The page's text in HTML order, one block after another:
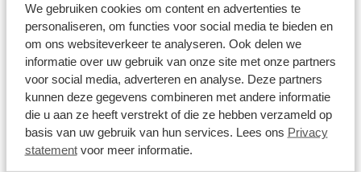
We gebruiken cookies om content en advertenties te
personaliseren, om functies voor social media te bieden en
om ons websiteverkeer te analyseren. Ook delen we
informatie over uw gebruik van onze site met onze partners
voor social media, adverteren en analyse. Deze partners
kunnen deze gegevens combineren met andere informatie
die u aan ze heeft verstrekt of die ze hebben verzameld op
basis van uw gebruik van hun services. Lees ons Privacy
statementvoor meer informatie.
Vriendschapsringen
Over ons
Aller Spanninga
Historie
Certificaten
Blogs